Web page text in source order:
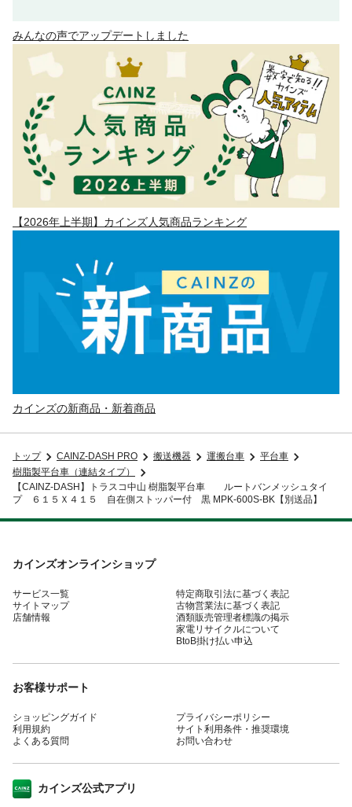
みんなの声でアップデートしました
【2026年上半期】カインズ人気商品ランキング
カインズの新商品・新着商品
トップ CAINZ-DASH PRO 搬送機器 運搬台車
平台車
樹脂製平台車（連結タイプ）
【CAINZ-DASH】トラスコ中山 樹脂製平台車 ルートバンメッシュタイ
プ ６１５Ｘ４１５ 自在側ストッパー付 黒 MPK-600S-BK【別送品】
カインズオンラインショップ
サービス一覧
サイトマップ
店舗情報
特定商取引法に基づく表記
古物営業法に基づく表記
酒類販売管理者標識の掲示
家電リサイクルについて
BtoB掛け払い申込
お客様サポート
ショッピングガイド
利用規約
よくある質問
プライバシーポリシー
サイト利用条件・推奨環境
お問い合わせ
カインズ公式アプリ